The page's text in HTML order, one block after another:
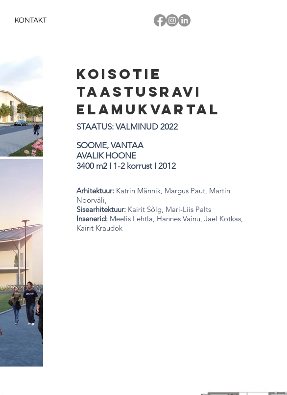
KONTAKT
koisotie
taastusravi
elamukvartal
STAATUS: VALMINUD 2022
SOOME, VANTAA
AVALIK HOONE
3400 m2 I 1-2 korrust I 2012
Arhitektuur:Katrin Männik, Margus Paut, Martin
Noorväli,
Sisearhitektuur:Kairit Sõlg, Mari-Liis Palts
Insenerid:Meelis Lehtla, Hannes Vainu, Jael Kotkas,
Kairit Kraudok